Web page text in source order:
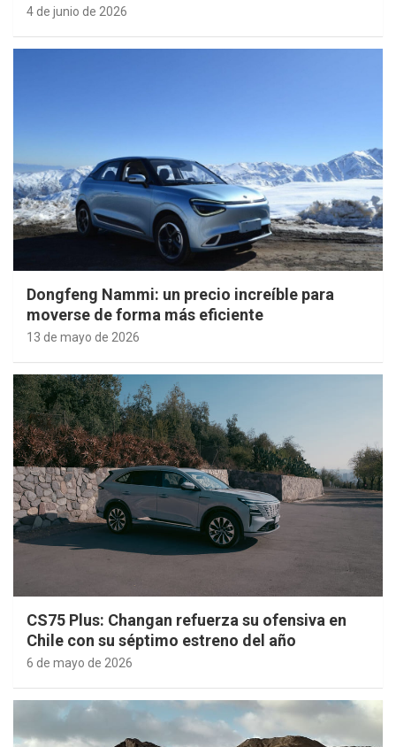
4 de junio de 2026
Dongfeng Nammi: un precio increíble para
moverse de forma más eficiente
13 de mayo de 2026
CS75 Plus: Changan refuerza su ofensiva en
Chile con su séptimo estreno del año
6 de mayo de 2026